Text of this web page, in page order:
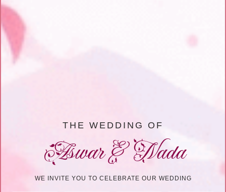
THE WEDDING OF
Aswar & Nada
WE INVITE YOU TO CELEBRATE OUR WEDDING